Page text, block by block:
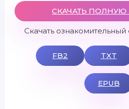
СКАЧАТЬ ПОЛНУЮ
Скачать
FB2 TXT
EPUB